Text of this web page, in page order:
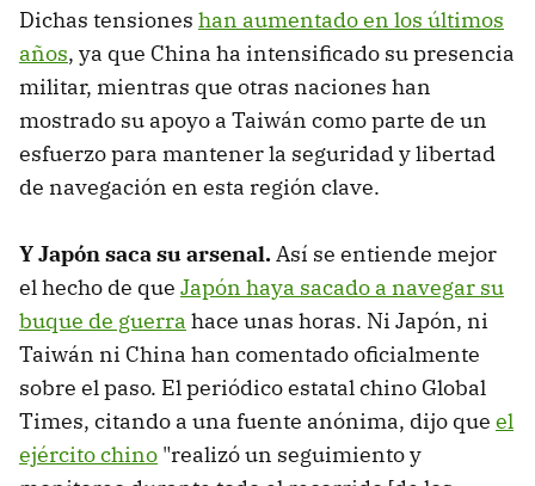
Dichas tensiones han aumentado en los últimos
años, ya que China ha intensificado su presencia
militar, mientras que otras naciones han
mostrado su apoyo a Taiwán como parte de un
esfuerzo para mantener la seguridad y libertad
de navegación en esta región clave.
Y Japón saca su arsenal.Así se entiende mejor
el hecho de que Japón haya sacado a navegar su
buque de guerra hace unas horas. Ni Japón, ni
Taiwán ni China han comentado oficialmente
sobre el paso. El periódico estatal chino Global
Times, citando a una fuente anónima, dijo que el
ejército chino "realizó un seguimiento y